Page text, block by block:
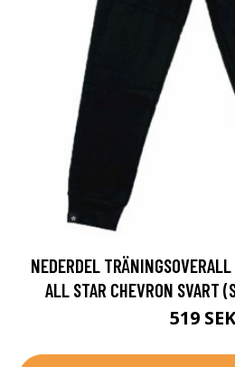
NEDERDEL
ALL STAR CHEVRON SVART
519 SEK